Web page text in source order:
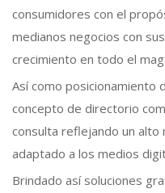
consumidores con el
medianos negocios con
crecimiento en todo el
Así como posicionamiento
concepto de directorio
consulta reflejando un alto
adaptado a los medios
Brindado así soluciones